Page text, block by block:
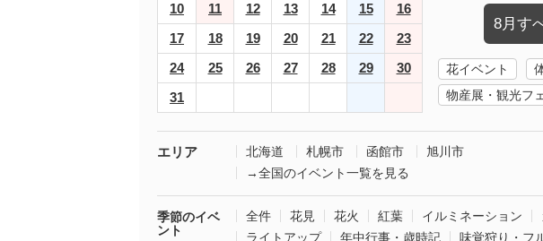
10
11 12 13 14 15
16
17
18 19 20 21 22
23
24
25 26 27 28 29
30
31
8月す
花イベント
物産展・観光フ
エリア 北海道 札幌市 函館市
旭川市
→全国のイベント一覧を見る
季節のイベ
ント
全件 花見 花火 紅葉 イルミネーション
ライトアップ
年中行事・歳時記
味覚狩り・フ